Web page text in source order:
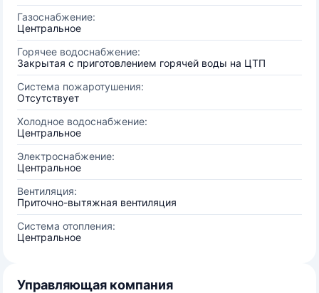
Газоснабжение:
Центральное
Горячее водоснабжение:
Закрытая с приготовлением горячей воды на ЦТП
Система пожаротушения:
Отсутствует
Холодное водоснабжение:
Центральное
Электроснабжение:
Центральное
Вентиляция:
Приточно-вытяжная вентиляция
Система отопления:
Центральное
Управляющая компания